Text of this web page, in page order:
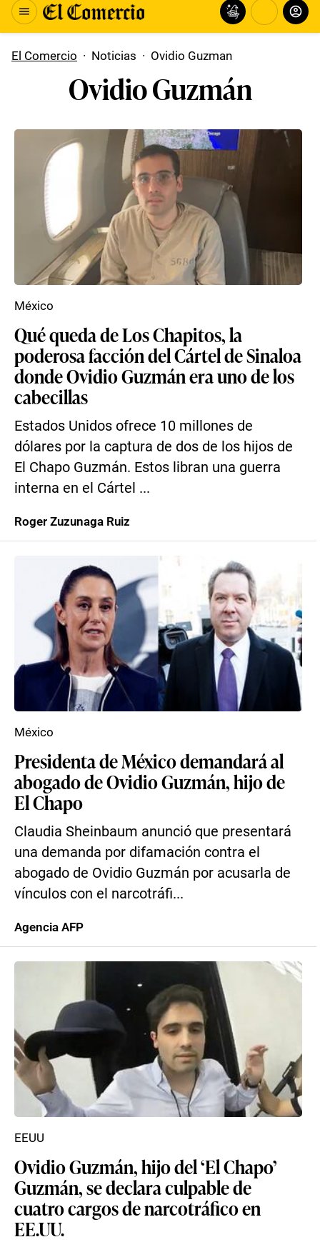
El Comercio · Noticias · Ovidio Guzman
Ovidio Guzmán
Qué queda de Los Chapitos, la
poderosa facción del Cártel de Sinaloa
donde Ovidio Guzmán era uno de los
cabecillas
Estados Unidos ofrece 10 millones de
dólares por la captura de dos de los hijos de
El Chapo Guzmán. Estos libran una guerra
interna en el Cártel ...
México
Roger Zuzunaga Ruiz
Presidenta de México demandará al
abogado de Ovidio Guzmán, hijo de
El Chapo
Claudia Sheinbaum anunció que presentará
una demanda por difamación contra el
abogado de Ovidio Guzmán por acusarla de
vínculos con el narcotráfi...
México
Agencia AFP
Ovidio Guzmán, hijo del ‘El Chapo’
Guzmán, se declara culpable de
cuatro cargos de narcotráfico en
EE.UU.
EEUU